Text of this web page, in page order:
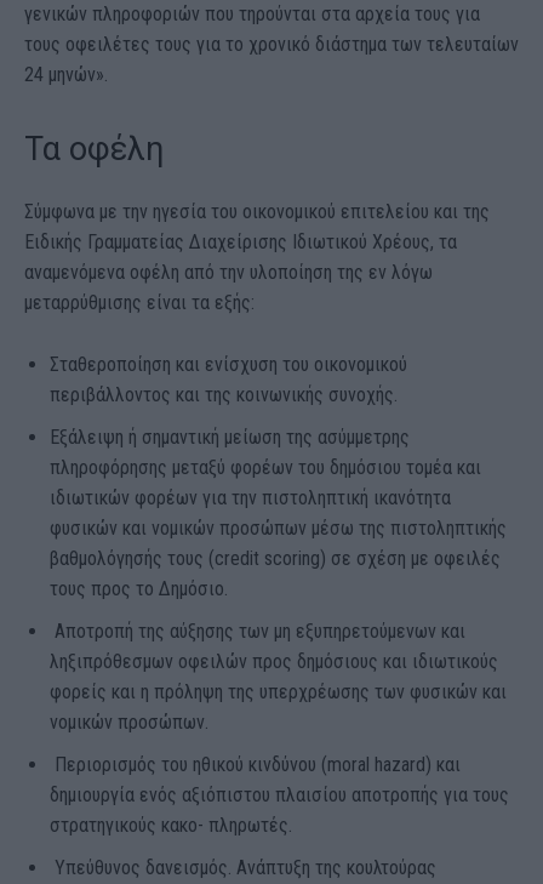
γενικών πληροφοριών που τηρούνται στα αρχεία τους για
τους οφειλέτες τους για το χρονικό διάστημα των τελευταίων
24 μηνών».
Τα οφέλη
Σύμφωνα με την ηγεσία του οικονομικού επιτελείου και της
Ειδικής Γραμματείας Διαχείρισης Ιδιωτικού Χρέους, τα
αναμενόμενα οφέλη από την υλοποίηση της εν λόγω
μεταρρύθμισης είναι τα εξής:
Σταθεροποίηση και ενίσχυση του οικονομικού
περιβάλλοντος και της κοινωνικής συνοχής.
Εξάλειψη ή σημαντική μείωση της ασύμμετρης
πληροφόρησης μεταξύ φορέων του δημόσιου τομέα και
ιδιωτικών φορέων για την πιστοληπτική ικανότητα
φυσικών και νομικών προσώπων μέσω της πιστοληπτικής
βαθμολόγησής τους (credit scoring) σε σχέση με οφειλές
τους προς το Δημόσιο.
Αποτροπή της αύξησης των μη εξυπηρετούμενων και
ληξιπρόθεσμων οφειλών προς δημόσιους και ιδιωτικούς
φορείς και η πρόληψη της υπερχρέωσης των φυσικών και
νομικών προσώπων.
Περιορισμός του ηθικού κινδύνου (moral hazard) και
δημιουργία ενός αξιόπιστου πλαισίου αποτροπής για τους
στρατηγικούς κακο- πληρωτές.
Υπεύθυνος δανεισμός. Ανάπτυξη της κουλτούρας